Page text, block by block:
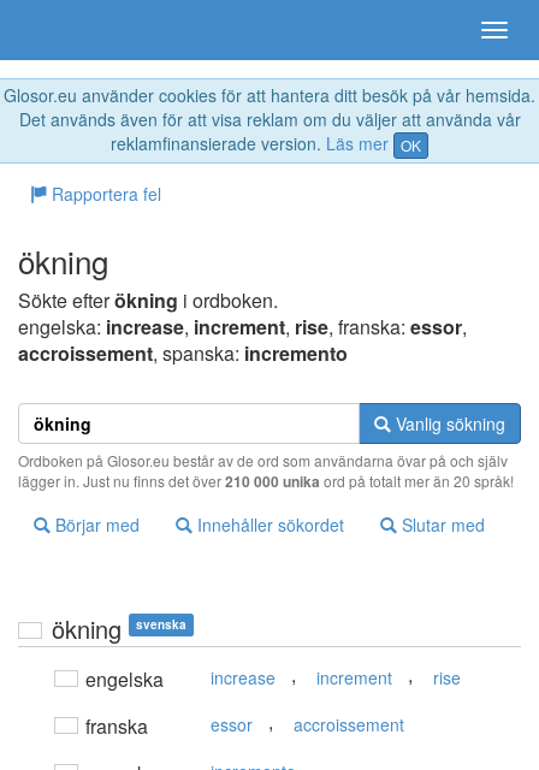
Glosor.eu använder cookies för att hantera ditt besök på vår hemsida.
Det används även för att visa reklam om du väljer att använda vår
reklamfinansierade version. Läs mer OK
Rapportera fel
ökning
Sökte efterökning i ordboken.
engelska: increase, increment, rise, franska: essor,
accroissement, spanska: incremento
Vanlig sökning
Ordboken på Glosor.eu består av de ord som användarna övar på och själv
lägger in. Just nu finns det över210 000 unika ord på totalt mer än 20 språk!
Börjar med Innehåller sökordet Slutar med
ökning svenska
engelska increase , increment , rise
franska essor , accroissement